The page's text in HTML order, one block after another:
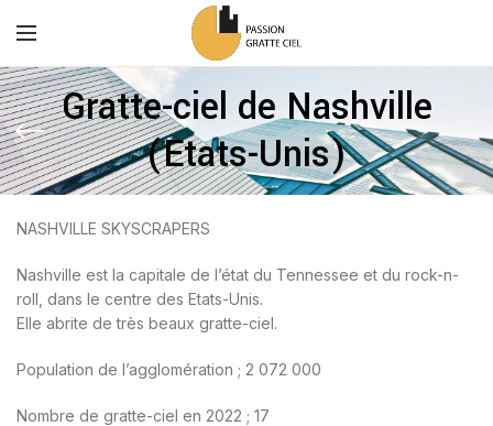
Gratte-ciel de Nashville
(Etats-Unis)
NASHVILLE SKYSCRAPERS
Nashville est la capitale de l’état du Tennessee et du rock-n-
roll, dans le centre des Etats-Unis.
Elle abrite de très beaux gratte-ciel.
Population de l’agglomération ; 2 072 000
Nombre de gratte-ciel en 2022 ; 17